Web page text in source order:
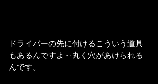
ドライバーの先に付けるこういう道具
もあるんですよ～丸く穴があけられる
んです。